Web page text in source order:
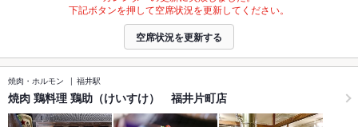
下記ボタンを押して空席状況を更新してください。
空席状況を更新する
焼肉・ホルモン 福井駅
焼肉 鶏料理 鶏助（けいすけ） 福井片町店